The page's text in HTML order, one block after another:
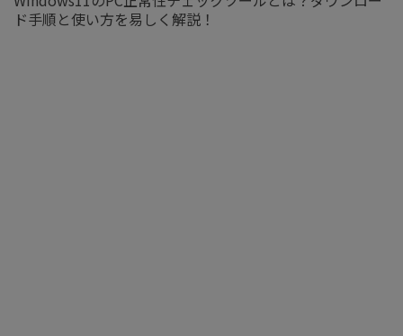
ド手順と使い方を易しく解説！